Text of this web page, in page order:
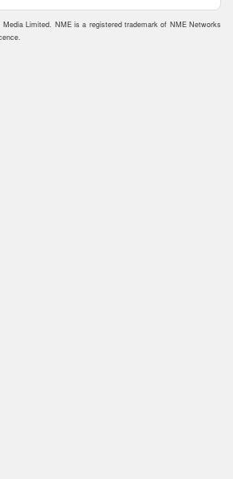
Limited. NME is a registered trademark of NME Networks